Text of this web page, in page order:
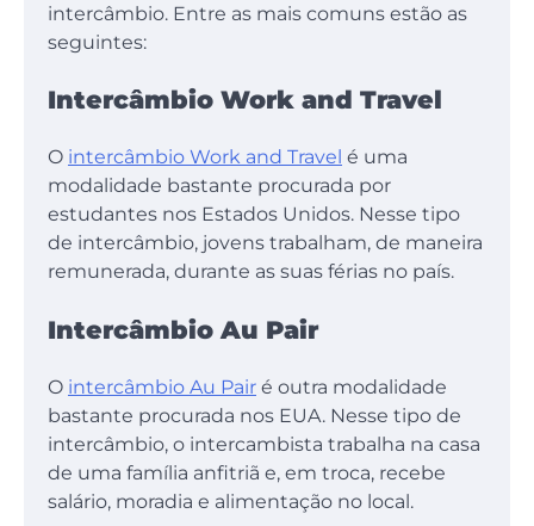
intercâmbio. Entre as mais comuns estão as
seguintes:
Intercâmbio Work and Travel
O intercâmbio Work and Travel é uma
modalidade bastante procurada por
estudantes nos Estados Unidos. Nesse tipo
de intercâmbio, jovens trabalham, de maneira
remunerada, durante as suas férias no país.
Intercâmbio Au Pair
O intercâmbio Au Pair é outra modalidade
bastante procurada nos EUA. Nesse tipo de
intercâmbio, o intercambista trabalha na casa
de uma família anfitriã e, em troca, recebe
salário, moradia e alimentação no local.